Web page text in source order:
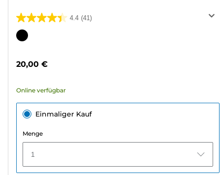
4.4 (41)
4.4
von
41
Farbpatrone
20,00 €
Online verfügbar
Einmaliger Kauf
Menge
1